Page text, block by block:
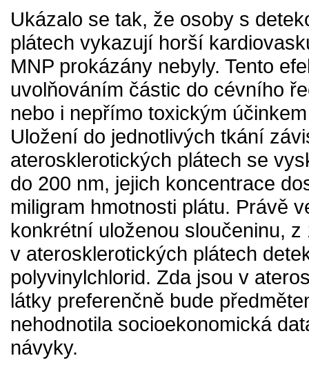
Ukázalo se tak, že osoby s
plátech vykazují horší
MNP prokázány nebyly. Tento
uvolňováním částic do cévního
nebo i nepřímo toxickým
Uložení do jednotlivých tkání
aterosklerotických plátech se
do 200 nm, jejich koncentrace
miligram hmotnosti plátu. Právě
konkrétní uloženou sloučeninu,
v aterosklerotických plátech
polyvinylchlorid. Zda jsou v
látky preferenčně bude
nehodnotila socioekonomická
návyky.